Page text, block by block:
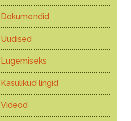
Dokumendid
Uudised
Lugemiseks
Kasulikud lingid
Videod